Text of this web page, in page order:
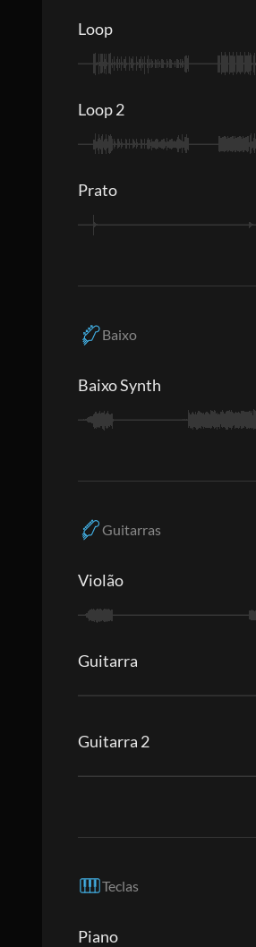
Loop
Loop 2
Prato
Baixo
Baixo Synth
Guitarras
Violão
Guitarra
Guitarra 2
Teclas
Piano